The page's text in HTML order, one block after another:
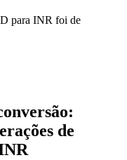
para INR foi de
de